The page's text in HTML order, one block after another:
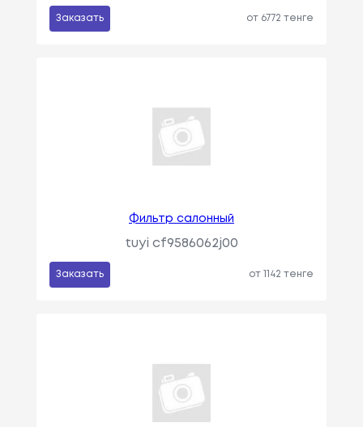
Заказать от 6772 тенге
Фильтр салонный
tuyi cf9586062j00
Заказать от 1142 тенге